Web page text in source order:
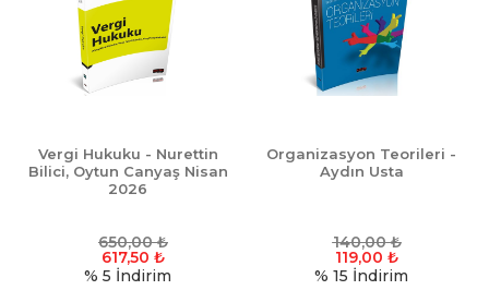
Vergi Hukuku - Nurettin
Bilici, Oytun Canyaş Nisan
2026
650,00₺
617,50 ₺
% 5 İndirim
Organizasyon Teorileri -
Aydın Usta
140,00₺
119,00 ₺
% 15 İndirim